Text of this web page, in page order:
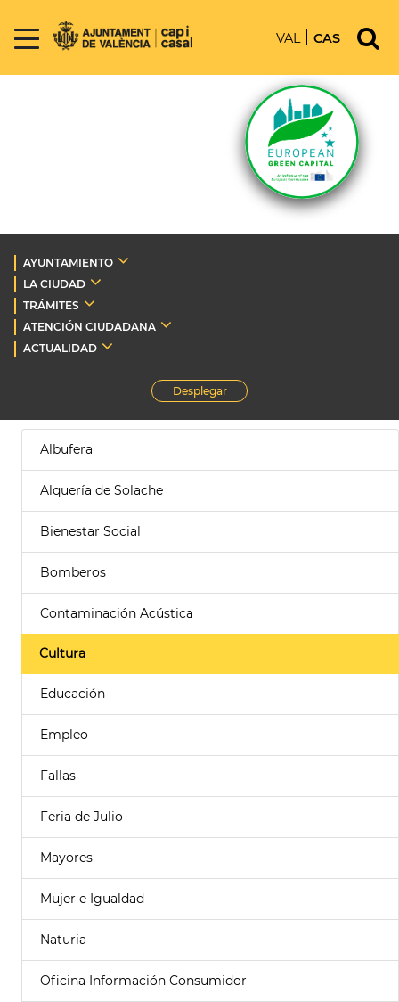
VAL CAS
AYUNTAMIENTO
LA CIUDAD
TRÁMITES
ATENCIÓN CIUDADANA
ACTUALIDAD
Desplegar
Albufera
Alquería de Solache
Bienestar Social
Bomberos
Contaminación Acústica
Cultura
Educación
Empleo
Fallas
Feria de Julio
Mayores
Mujer e Igualdad
Naturia
Oficina Información Consumidor